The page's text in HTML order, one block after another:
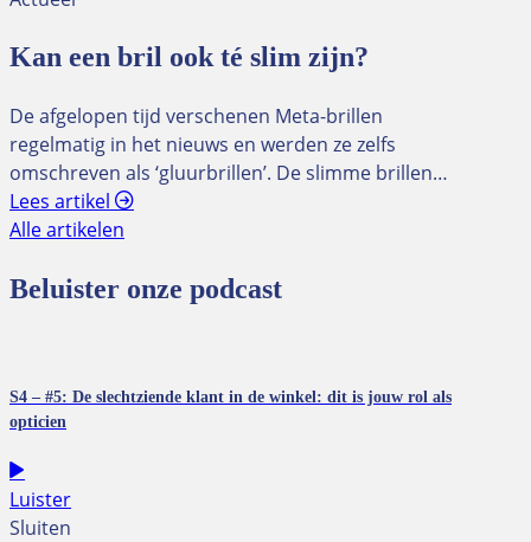
Kan een bril ook té slim zijn?
De afgelopen tijd verschenen Meta-brillen
regelmatig in het nieuws en werden ze zelfs
omschreven als ‘gluurbrillen’. De slimme brillen…
Lees artikel
Alle artikelen
Beluister onze podcast
S4 – #5: De slechtziende klant in de winkel: dit is jouw rol als
opticien
Luister
Sluiten